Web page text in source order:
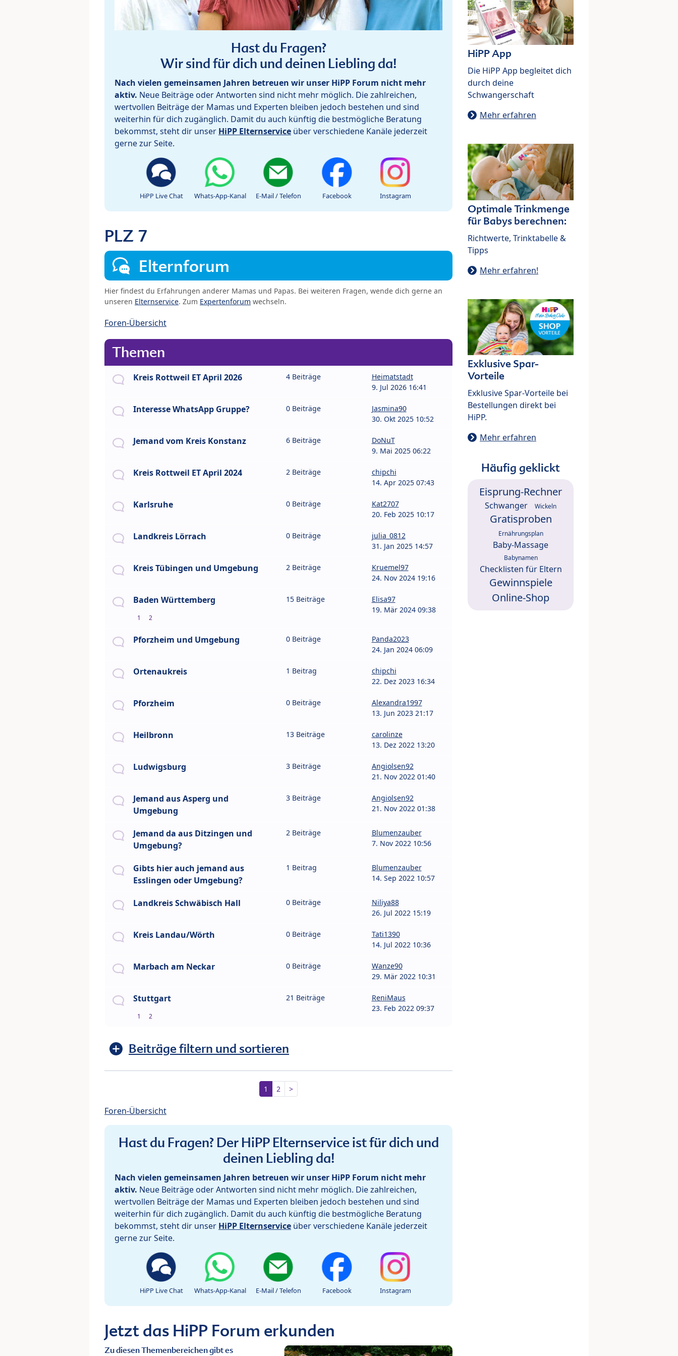
Hast du Fragen?
Wir sind für dich und deinen Liebling da!
Nach vielen gemeinsamen Jahren betreuen wir unser HiPP Forum nicht mehr
aktiv. Neue Beiträge oder Antworten sind nicht mehr möglich. Die zahlreichen,
wertvollen Beiträge der Mamas und Experten bleiben jedoch bestehen und sind
weiterhin für dich zugänglich. Damit du auch künftig die bestmögliche Beratung
bekommst, steht dir unser HiPP Elternservice über verschiedene Kanäle jederzeit
gerne zur Seite.
HiPP Live Chat Whats-App-Kanal E-Mail / Telefon Facebook Instagram
PLZ 7
Elternforum
Hier findest du Erfahrungen anderer Mamas und Papas. Bei weiteren Fragen, wende dich gerne an
unseren Elternservice. Zum Expertenforum wechseln.
Foren-Übersicht
Themen
Kreis Rottweil ET April 2026 4 Beiträge
Heimatstadt
9. Jul 2026 16:41
Interesse WhatsApp Gruppe? 0 Beiträge
Jasmina90
30. Okt 2025 10:52
Jemand vom Kreis Konstanz 6 Beiträge
DoNuT
9. Mai 2025 06:22
Kreis Rottweil ET April 2024 2 Beiträge
chipchi
14. Apr 2025 07:43
Karlsruhe 0 Beiträge
Kat2707
20. Feb 2025 10:17
Landkreis Lörrach 0 Beiträge
julia_0812
31. Jan 2025 14:57
Kreis Tübingen und Umgebung 2 Beiträge
Kruemel97
24. Nov 2024 19:16
Baden Württemberg
1 2
15 Beiträge
Elisa97
19. Mär 2024 09:38
Pforzheim und Umgebung 0 Beiträge
Panda2023
24. Jan 2024 06:09
Ortenaukreis 1 Beitrag
chipchi
22. Dez 2023 16:34
Pforzheim 0 Beiträge
Alexandra1997
13. Jun 2023 21:17
Heilbronn 13 Beiträge
carolinze
13. Dez 2022 13:20
Ludwigsburg 3 Beiträge
Angiolsen92
21. Nov 2022 01:40
Jemand aus Asperg und
Umgebung
3 Beiträge
Angiolsen92
21. Nov 2022 01:38
Jemand da aus Ditzingen und
Umgebung?
2 Beiträge
Blumenzauber
7. Nov 2022 10:56
Gibts hier auch jemand aus
Esslingen oder Umgebung?
1 Beitrag
Blumenzauber
14. Sep 2022 10:57
Landkreis Schwäbisch Hall 0 Beiträge
Niliya88
26. Jul 2022 15:19
Kreis Landau/Wörth 0 Beiträge
Tati1390
14. Jul 2022 10:36
Marbach am Neckar 0 Beiträge
Wanze90
29. Mär 2022 10:31
Stuttgart
1 2
21 Beiträge
ReniMaus
23. Feb 2022 09:37
Beiträge filtern und sortieren
1 2 >
Foren-Übersicht
Hast du Fragen? Der HiPP Elternservice ist für dich und
deinen Liebling da!
Nach vielen gemeinsamen Jahren betreuen wir unser HiPP Forum nicht mehr
aktiv. Neue Beiträge oder Antworten sind nicht mehr möglich. Die zahlreichen,
wertvollen Beiträge der Mamas und Experten bleiben jedoch bestehen und sind
weiterhin für dich zugänglich. Damit du auch künftig die bestmögliche Beratung
bekommst, steht dir unser HiPP Elternservice über verschiedene Kanäle jederzeit
gerne zur Seite.
HiPP Live Chat Whats-App-Kanal E-Mail / Telefon Facebook Instagram
Jetzt das HiPP Forum erkunden
Zu diesen Themenbereichen gibt es
HiPP App
Die HiPP App begleitet dich
durch deine
Schwangerschaft
Mehr erfahren
Optimale Trinkmenge
für Babys berechnen:
Richtwerte, Trinktabelle &
Tipps
Mehr erfahren!
Exklusive Spar-
Vorteile
Exklusive Spar-Vorteile bei
Bestellungen direkt bei
HiPP.
Mehr erfahren
Häufig geklickt
Eisprung-Rechner
Schwanger Wickeln
Gratisproben
Ernährungsplan
Baby-Massage
Babynamen
Checklisten für Eltern
Gewinnspiele
Online-Shop